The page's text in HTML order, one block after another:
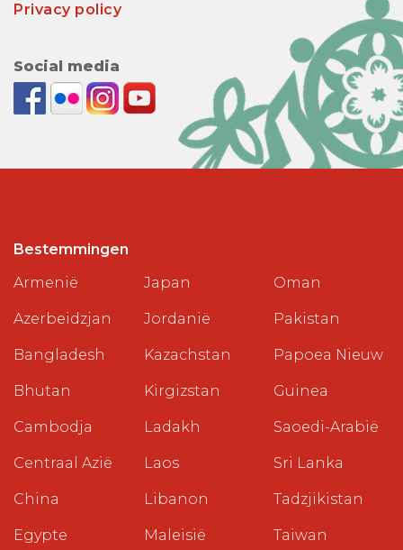
Privacy policy
Social media
Bestemmingen
Armenië
Azerbeidzjan
Bangladesh
Bhutan
Cambodja
Centraal Azië
China
Egypte
Japan
Jordanië
Kazachstan
Kirgizstan
Ladakh
Laos
Libanon
Maleisië
Oman
Pakistan
Papoea Nieuw
Guinea
Saoedi-Arabië
Sri Lanka
Tadzjikistan
Taiwan